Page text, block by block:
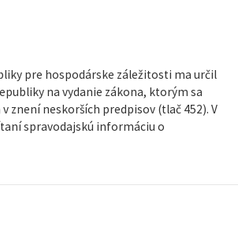
pre hospodárske záležitosti ma určil
na vydanie zákona, ktorým sa
znení neskorších predpisov (tlač 452). V
spravodajskú informáciu o